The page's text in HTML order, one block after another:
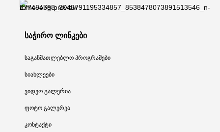
საჭირო ლინკები
საგანმათლებლო პროგრამები
სიახლეები
ვიდეო გალერია
ფოტო გალერეა
კონტაქტი